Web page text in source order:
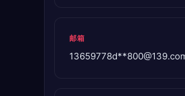
邮箱
13659778d**